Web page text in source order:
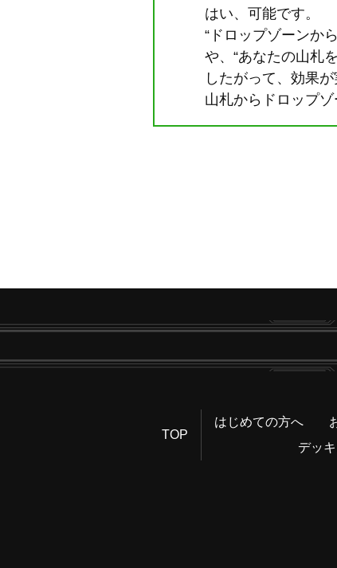
はい、可能です。
“ドロップゾーンか
や、“あなたの山札
したがって、効果
山札からドロップ
TOP
はじめての方へ
デッ